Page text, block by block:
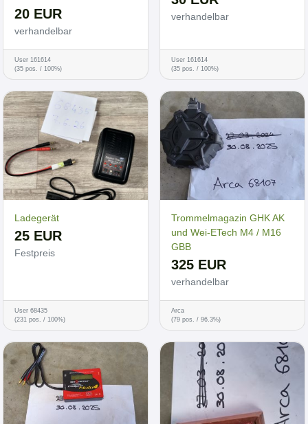
20 EUR
verhandelbar
User 161614
(35 pos. / 100%)
verhandelbar
User 161614
(35 pos. / 100%)
Ladegerät
25 EUR
Festpreis
User 68435
(231 pos. / 100%)
Trommelmagazin GHK AK
und Wei-ETech M4 / M16
GBB
325 EUR
verhandelbar
Arca
(79 pos. / 96.3%)